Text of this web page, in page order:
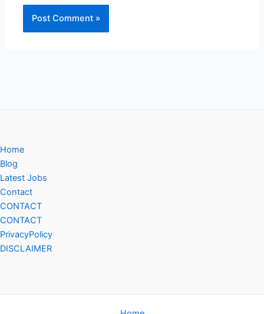
Home
Blog
Latest Jobs
Contact
CONTACT
CONTACT
PrivacyPolicy
DISCLAIMER